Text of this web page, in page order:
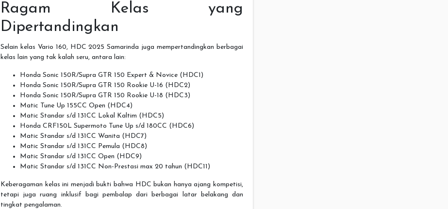
Ragam Kelas yang
Dipertandingkan
Selain kelas Vario 160, HDC 2025 Samarinda juga mempertandingkan berbagai
kelas lain yang tak kalah seru, antara lain:
Honda Sonic 150R/Supra GTR 150 Expert & Novice (HDC1)
Honda Sonic 150R/Supra GTR 150 Rookie U-16 (HDC2)
Honda Sonic 150R/Supra GTR 150 Rookie U-18 (HDC3)
Matic Tune Up 155CC Open (HDC4)
Matic Standar s/d 131CC Lokal Kaltim (HDC5)
Honda CRF150L Supermoto Tune Up s/d 180CC (HDC6)
Matic Standar s/d 131CC Wanita (HDC7)
Matic Standar s/d 131CC Pemula (HDC8)
Matic Standar s/d 131CC Open (HDC9)
Matic Standar s/d 131CC Non-Prestasi max 20 tahun (HDC11)
Keberagaman kelas ini menjadi bukti bahwa HDC bukan hanya ajang kompetisi,
tetapi juga ruang inklusif bagi pembalap dari berbagai latar belakang dan
tingkat pengalaman.